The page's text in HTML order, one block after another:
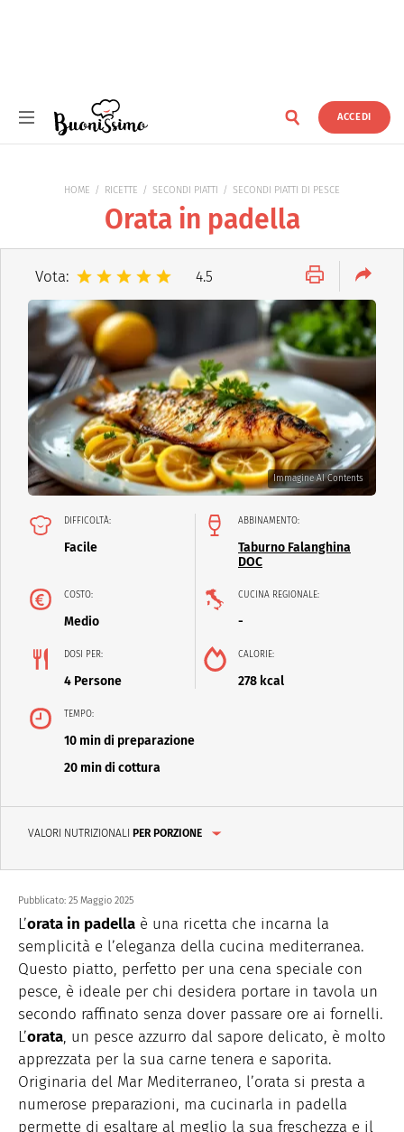
ACCEDI
HOME RICETTE SECONDI PIATTI SECONDI PIATTI DI PESCE
Orata in padella
Vota: 4.5
Immagine AI Contents
DIFFICOLTÀ:
Facile
ABBINAMENTO:
Taburno Falanghina
DOC
COSTO:
Medio
CUCINA REGIONALE:
-
DOSI PER:
4 Persone
CALORIE:
278 kcal
TEMPO:
10 min di preparazione
20 min di cottura
VALORI NUTRIZIONALI PER PORZIONE
Pubblicato: 25 Maggio 2025
L’orata in padella è una ricetta che incarna la
semplicità e l’eleganza della cucina mediterranea.
Questo piatto, perfetto per una cena speciale con
pesce, è ideale per chi desidera portare in tavola un
secondo raffinato senza dover passare ore ai fornelli.
L’orata, un pesce azzurro dal sapore delicato, è molto
apprezzata per la sua carne tenera e saporita.
Originaria del Mar Mediterraneo, l’orata si presta a
numerose preparazioni, ma cucinarla in padella
permette di esaltare al meglio la sua freschezza e il